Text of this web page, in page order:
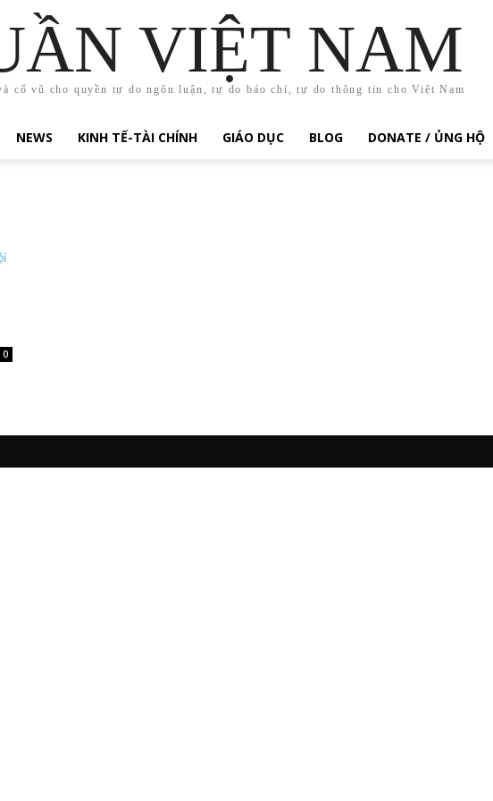
VIỆT NAM
cổ vũ cho quyền tự do ngôn luận, tự do báo chí, tự do thông tin cho Việt Nam
NEWS KINH TẾ-TÀI CHÍNH GIÁO DỤC BLOG DONATE / ỦNG HỘ
0